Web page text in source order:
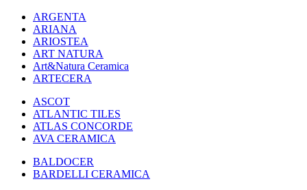
ARGENTA
ARIANA
ARIOSTEA
ART NATURA
Art&Natura Ceramica
ARTECERA
ASCOT
ATLANTIC TILES
ATLAS CONCORDE
AVA CERAMICA
BALDOCER
BARDELLI CERAMICA